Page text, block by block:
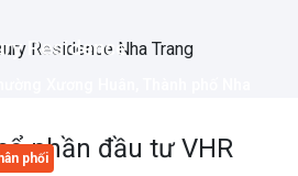
Residence Nha Trang
phần đầu tư VHR
Residence
phối